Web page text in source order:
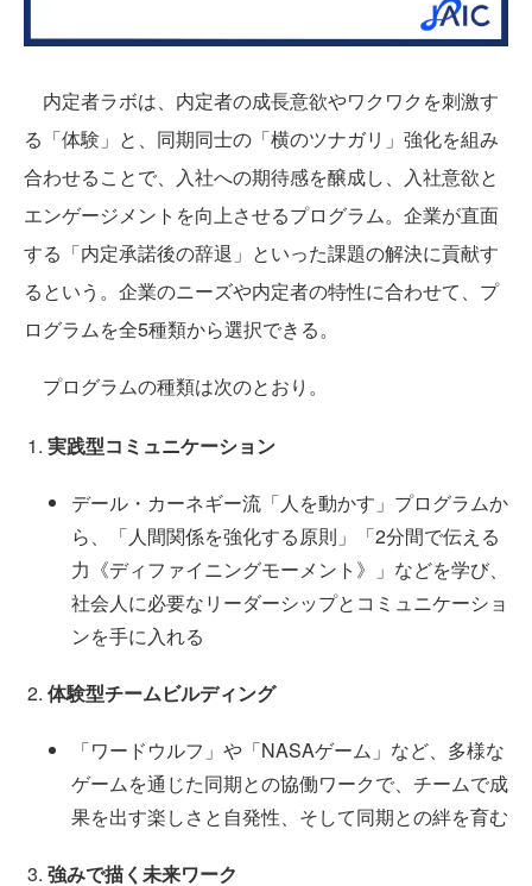
内定者ラボは、内定者の成長意欲やワクワクを刺激す
る「体験」と、同期同士の「横のツナガリ」強化を組み
合わせることで、入社への期待感を醸成し、入社意欲と
エンゲージメントを向上させるプログラム。企業が直面
する「内定承諾後の辞退」といった課題の解決に貢献す
るという。企業のニーズや内定者の特性に合わせて、プ
ログラムを全5種類から選択できる。
プログラムの種類は次のとおり。
実践型コミュニケーション
デール・カーネギー流「人を動かす」プログラムか
ら、「人間関係を強化する原則」「2分間で伝える
力《ディファイニングモーメント》」などを学び、
社会人に必要なリーダーシップとコミュニケーショ
ンを手に入れる
体験型チームビルディング
「ワードウルフ」や「NASAゲーム」など、多様な
ゲームを通じた同期との協働ワークで、チームで成
果を出す楽しさと自発性、そして同期との絆を育む
強みで描く未来ワーク